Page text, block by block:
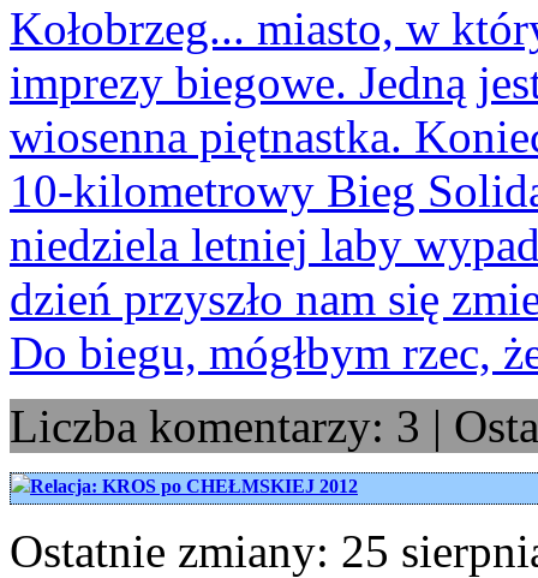
Kołobrzeg... miasto, w
imprezy biegowe. Jedną
wiosenna piętnastka.
10-kilometrowy Bieg
niedziela letniej laby
dzień przyszło nam się
Do biegu, mógłbym rzec,
Liczba komentarzy: 3 |
Relacja: KROS po CHEŁMSKIEJ 2012
Ostatnie zmiany: 25